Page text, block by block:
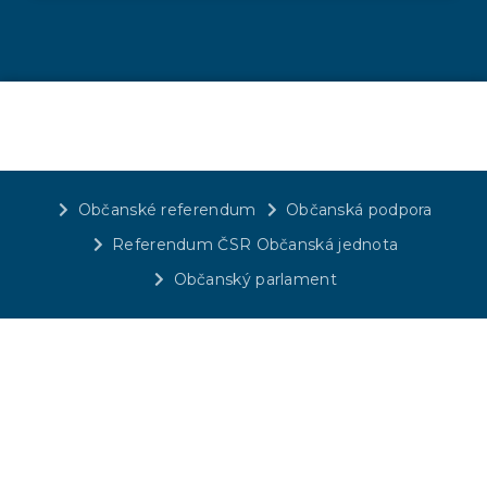
Občanské referendum
Občanská podpora
Referendum ČSR Občanská jednota
Občanský parlament